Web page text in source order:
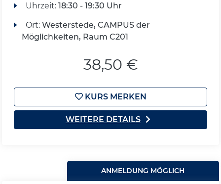
Uhrzeit: 18:30 - 19:30 Uhr
Ort: Westerstede, CAMPUS der
Möglichkeiten, Raum C201
38,50 €
KURS MERKEN
WEITERE DETAILS
ANMELDUNG MÖGLICH